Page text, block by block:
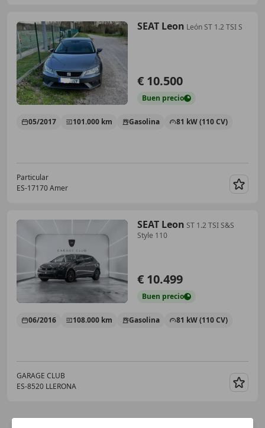
SEAT Leon León ST 1.2 TSI S
€ 10.500
Buen precio
05/2017 101.000 km Gasolina 81 kW (110 CV)
Particular
ES-17170 Amer
SEAT Leon ST 1.2 TSI S&S
Style 110
€ 10.499
Buen precio
06/2016 108.000 km Gasolina 81 kW (110 CV)
GARAGE CLUB
ES-8520 LLERONA